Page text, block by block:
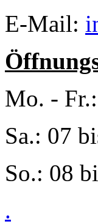
E-Mail:
Mo. -
Sa.: 07
So.: 08
.